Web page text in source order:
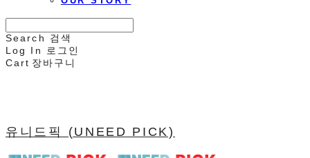
Search
검색
Log In
로그인
Cart 장바구니
유니드픽 (UNEED PICK)